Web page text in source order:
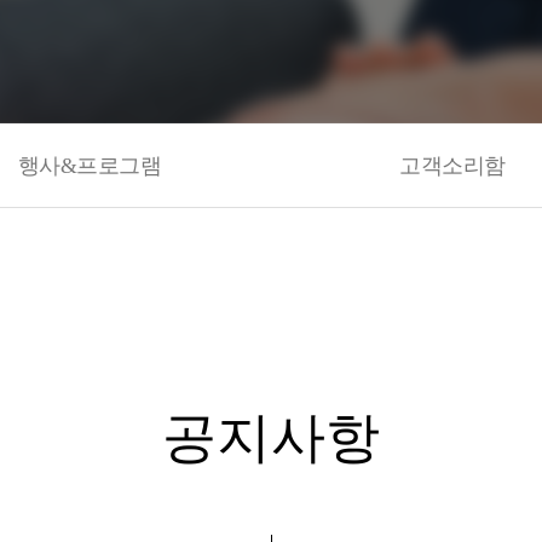
행사&프로그램 고객소리함
공지사항